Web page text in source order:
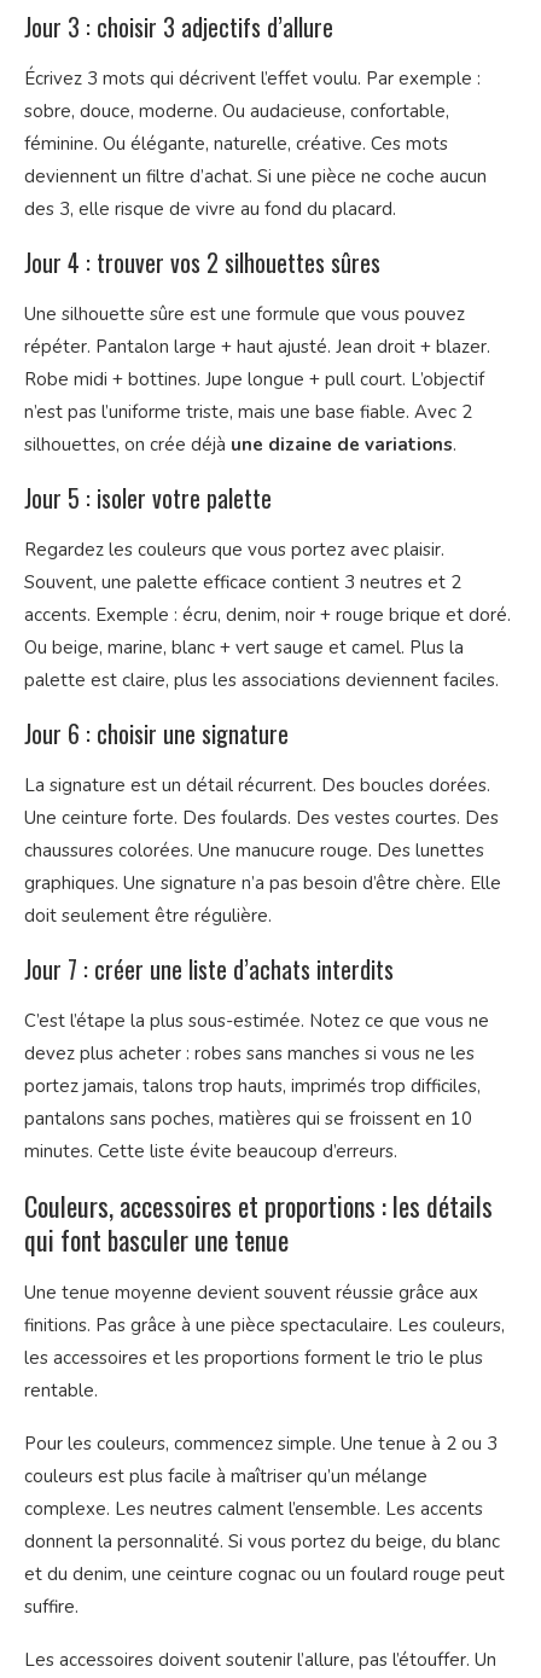
Jour 3 : choisir 3 adjectifs d’allure
Écrivez 3 mots qui décrivent l’effet voulu. Par exemple :
sobre, douce, moderne. Ou audacieuse, confortable,
féminine. Ou élégante, naturelle, créative. Ces mots
deviennent un filtre d’achat. Si une pièce ne coche aucun
des 3, elle risque de vivre au fond du placard.
Jour 4 : trouver vos 2 silhouettes sûres
Une silhouette sûre est une formule que vous pouvez
répéter. Pantalon large + haut ajusté. Jean droit + blazer.
Robe midi + bottines. Jupe longue + pull court. L’objectif
n’est pas l’uniforme triste, mais une base fiable. Avec 2
silhouettes, on crée déjà une dizaine de variations.
Jour 5 : isoler votre palette
Regardez les couleurs que vous portez avec plaisir.
Souvent, une palette efficace contient 3 neutres et 2
accents. Exemple : écru, denim, noir + rouge brique et doré.
Ou beige, marine, blanc + vert sauge et camel. Plus la
palette est claire, plus les associations deviennent faciles.
Jour 6 : choisir une signature
La signature est un détail récurrent. Des boucles dorées.
Une ceinture forte. Des foulards. Des vestes courtes. Des
chaussures colorées. Une manucure rouge. Des lunettes
graphiques. Une signature n’a pas besoin d’être chère. Elle
doit seulement être régulière.
Jour 7 : créer une liste d’achats interdits
C’est l’étape la plus sous-estimée. Notez ce que vous ne
devez plus acheter : robes sans manches si vous ne les
portez jamais, talons trop hauts, imprimés trop difficiles,
pantalons sans poches, matières qui se froissent en 10
minutes. Cette liste évite beaucoup d’erreurs.
Couleurs, accessoires et proportions : les détails
qui font basculer une tenue
Une tenue moyenne devient souvent réussie grâce aux
finitions. Pas grâce à une pièce spectaculaire. Les couleurs,
les accessoires et les proportions forment le trio le plus
rentable.
Pour les couleurs, commencez simple. Une tenue à 2 ou 3
couleurs est plus facile à maîtriser qu’un mélange
complexe. Les neutres calment l’ensemble. Les accents
donnent la personnalité. Si vous portez du beige, du blanc
et du denim, une ceinture cognac ou un foulard rouge peut
suffire.
Les accessoires doivent soutenir l’allure, pas l’étouffer. Un